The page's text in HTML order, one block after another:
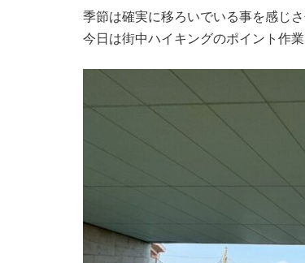
季節は確実に移ろいでいる事を感じ
今日は街中ハイキングのポイント作